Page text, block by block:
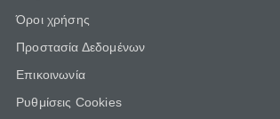
Όροι χρήσης
Προστασία Δεδομένων
Επικοινωνία
Ρυθμίσεις Cookies